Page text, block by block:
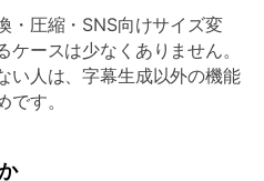
・圧縮・SNS向けサイズ変
ースは少なくありません。
い人は、字幕生成以外の機能
す。